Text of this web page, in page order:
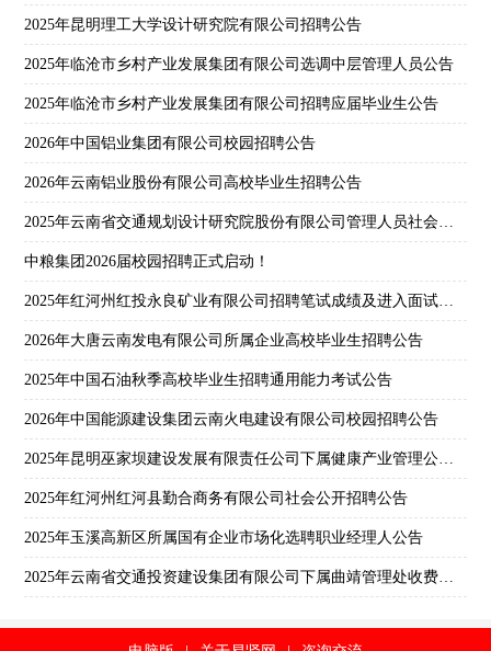
2025年昆明理工大学设计研究院有限公司招聘公告
2025年临沧市乡村产业发展集团有限公司选调中层管理人员公告
2025年临沧市乡村产业发展集团有限公司招聘应届毕业生公告
2026年中国铝业集团有限公司校园招聘公告
2026年云南铝业股份有限公司高校毕业生招聘公告
2025年云南省交通规划设计研究院股份有限公司管理人员社会招聘公告
中粮集团2026届校园招聘正式启动！
2025年红河州红投永良矿业有限公司招聘笔试成绩及进入面试人员名单公示
2026年大唐云南发电有限公司所属企业高校毕业生招聘公告
2025年中国石油秋季高校毕业生招聘通用能力考试公告
2026年中国能源建设集团云南火电建设有限公司校园招聘公告
2025年昆明巫家坝建设发展有限责任公司下属健康产业管理公司第一批次社会招聘公告
2025年红河州红河县勤合商务有限公司社会公开招聘公告
2025年玉溪高新区所属国有企业市场化选聘职业经理人公告
2025年云南省交通投资建设集团有限公司下属曲靖管理处收费员招聘公告